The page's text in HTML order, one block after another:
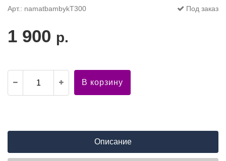
Арт.: namatbambykT300 Под заказ
1 900 р.
В корзину
Описание